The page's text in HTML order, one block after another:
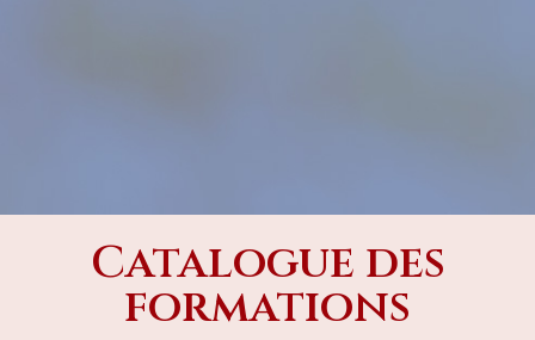
Catalogue des
formations